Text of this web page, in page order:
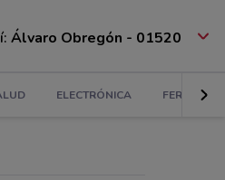
Álvaro Obregón - 01520
ELECTRÓNICA